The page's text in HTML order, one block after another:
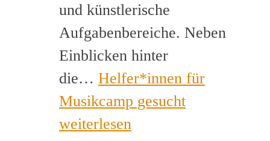
und künstlerische
Aufgabenbereiche. Neben
Einblicken hinter
die… Helfer*innen für
Musikcamp gesucht
weiterlesen